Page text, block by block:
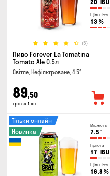
20 IBU
Щільність
13 %
(5)
Пиво Forever La Tomatina
Tomato Ale 0.5л
Світле, Нефільтроване, 4.5°
89,50
грн за 1 шт
Міцність
7.5 °
Гіркота
17 IBU
Щільність
16.8 %
Тільки онлайн
Новинка